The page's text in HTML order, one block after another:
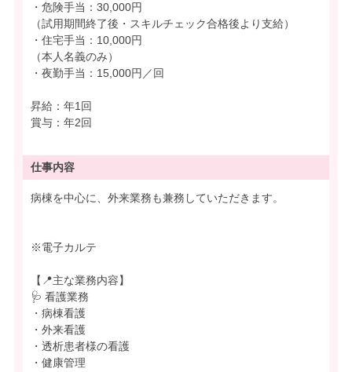
・危険手当：30,000円
（試用期間終了後・スキルチェック合格後より支給）
・住宅手当：10,000円
（本人名義のみ）
・夜勤手当：15,000円／回
昇給：年1回
賞与：年2回
仕事内容
病棟を中心に、外来業務も兼務していただきます。
※電子カルテ
【📍主な業務内容】
🩺 看護業務
・病棟看護
・外来看護
・透析患者様の看護
・健康管理